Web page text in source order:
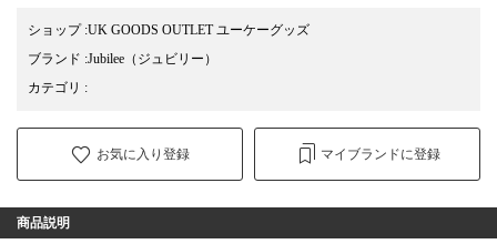
ショップ:UK GOODS OUTLET ユーケーグッズ
ブランド :Jubilee （ジュビリー）
カテゴリ :
お気に入り登録 マイブランドに登録
商品説明